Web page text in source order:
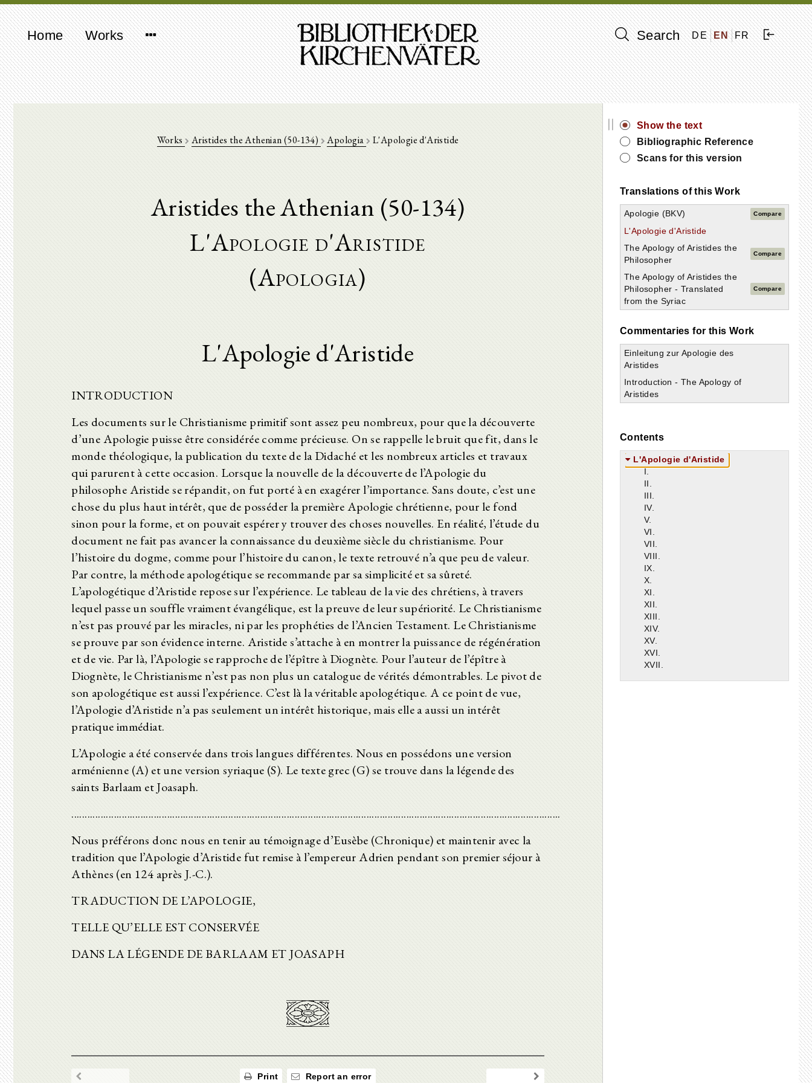
Home Works Search DE EN FR
Works Aristides the Athenian (50-134) Apologia L'Apologie d'Aristide
Aristides the Athenian (50-134)
L'Apologie d'Aristide
(Apologia)
L'Apologie d'Aristide
INTRODUCTION
Les documents sur le Christianisme primitif sont assez peu nombreux, pour que la découverte
d’une Apologie puisse être considérée comme précieuse. On se rappelle le bruit que fit, dans le
monde théologique, la publication du texte de la Didaché et les nombreux articles et travaux
qui parurent à cette occasion. Lorsque la nouvelle de la découverte de l’Apologie du
philosophe Aristide se répandit, on fut porté à en exagérer l’importance. Sans doute, c’est une
chose du plus haut intérêt, que de posséder la première Apologie chrétienne, pour le fond
sinon pour la forme, et on pouvait espérer y trouver des choses nouvelles. En réalité, l’étude du
document ne fait pas avancer la connaissance du deuxième siècle du christianisme. Pour
l’histoire du dogme, comme pour l’histoire du canon, le texte retrouvé n’a que peu de valeur.
Par contre, la méthode apologétique se recommande par sa simplicité et sa sûreté.
L’apologétique d’Aristide repose sur l’expérience. Le tableau de la vie des chrétiens, à travers
lequel passe un souffle vraiment évangélique, est la preuve de leur supériorité. Le Christianisme
n’est pas prouvé par les miracles, ni par les prophéties de l’Ancien Testament. Le Christianisme
se prouve par son évidence interne. Aristide s’attache à en montrer la puissance de régénération
et de vie. Par là, l’Apologie se rapproche de l’épître à Diognète. Pour l’auteur de l’épître à
Diognète, le Christianisme n’est pas non plus un catalogue de vérités démontrables. Le pivot de
son apologétique est aussi l’expérience. C’est là la véritable apologétique. A ce point de vue,
l’Apologie d’Aristide n’a pas seulement un intérêt historique, mais elle a aussi un intérêt
pratique immédiat.
L’Apologie a été conservée dans trois langues différentes. Nous en possédons une version
arménienne (A) et une version syriaque (S). Le texte grec (G) se trouve dans la légende des
saints Barlaam et Joasaph.
........................................................................................................................................................................................
Nous préférons donc nous en tenir au témoignage d’Eusèbe (Chronique) et maintenir avec la
tradition que l’Apologie d’Aristide fut remise à l’empereur Adrien pendant son premier séjour à
Athènes (en 124 après J.-C.).
TRADUCTION DE L’APOLOGIE,
TELLE QU’ELLE EST CONSERVÉE
DANS LA LÉGENDE DE BARLAAM ET JOASAPH
Print Report an error
||
Show the text
Bibliographic Reference
Scans for this version
Translations of this Work
Apologie (BKV) Compare
L'Apologie d'Aristide
The Apology of Aristides the
Philosopher
Compare
The Apology of Aristides the
Philosopher - Translated
from the Syriac
Compare
Commentaries for this Work
Einleitung zur Apologie des
Aristides
Introduction - The Apology of
Aristides
Contents
L'Apologie d'Aristide
I.
II.
III.
IV.
V.
VI.
VII.
VIII.
IX.
X.
XI.
XII.
XIII.
XIV.
XV.
XVI.
XVII.